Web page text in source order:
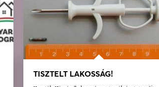
TISZTELT LAKOSSÁG!